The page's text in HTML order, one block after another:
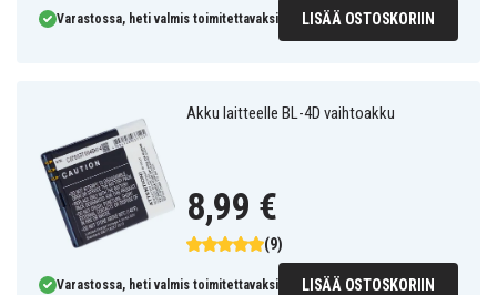
Varastossa, heti valmis toimitettavaksi LISÄÄ OSTOSKORIIN
Akku laitteelle BL-4D vaihtoakku
(9)
8,99 €
Varastossa, heti valmis toimitettavaksi LISÄÄ OSTOSKORIIN